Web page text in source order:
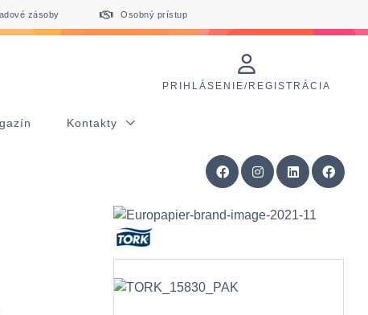
zásoby Osobný prístup
PRIHLÁSENIE/REGISTRÁCIA
Kontakty